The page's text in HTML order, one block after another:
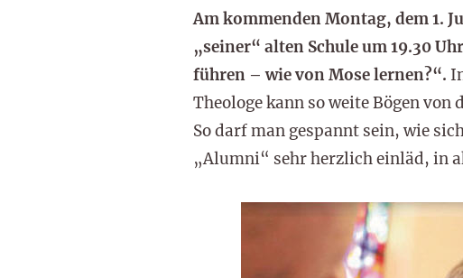
Am kommenden Montag, dem 1.
„seiner“ alten Schule um 19.30
führen – wie von Mose lernen?“.
Theologe kann so weite Bögen
So darf man gespannt sein, wie
„Alumni“ sehr herzlich einläd, in